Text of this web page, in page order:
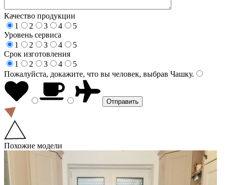
Качество продукции
1
2 3 4
5
Уровень сервиса
1
2 3 4
5
Срок изготовления
1
2 3 4
5
Пожалуйста, докажите, что вы человек, выбрав Чашку.
Похожие модели